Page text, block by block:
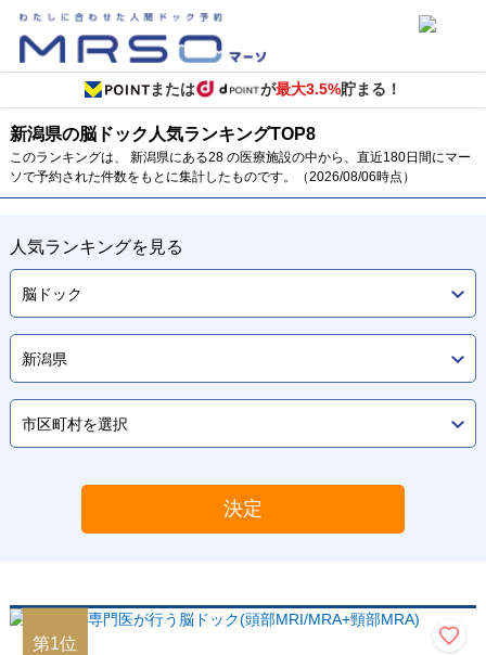
または が最大3.5%貯まる！
新潟県の脳ドック 人気ランキングTOP8
このランキングは、 新潟県にある28 の医療施設の中から、直近180日間にマー
ソで予約された件数をもとに集計したものです。（2026/08/06時点）
人気ランキングを見る
決定
第1位